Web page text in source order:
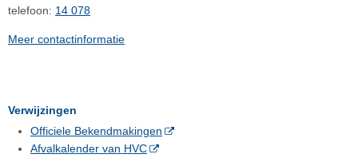
telefoon: 14 078
Meer contactinformatie
Verwijzingen
Officiele Bekendmakingen
Afvalkalender van HVC